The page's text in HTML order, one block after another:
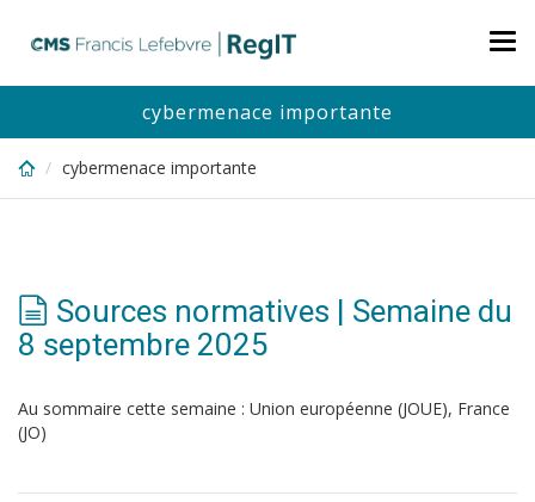
content
cybermenace importante
cybermenace importante
Sources normatives | Semaine du
8 septembre 2025
Au sommaire cette semaine : Union européenne (JOUE), France
(JO)